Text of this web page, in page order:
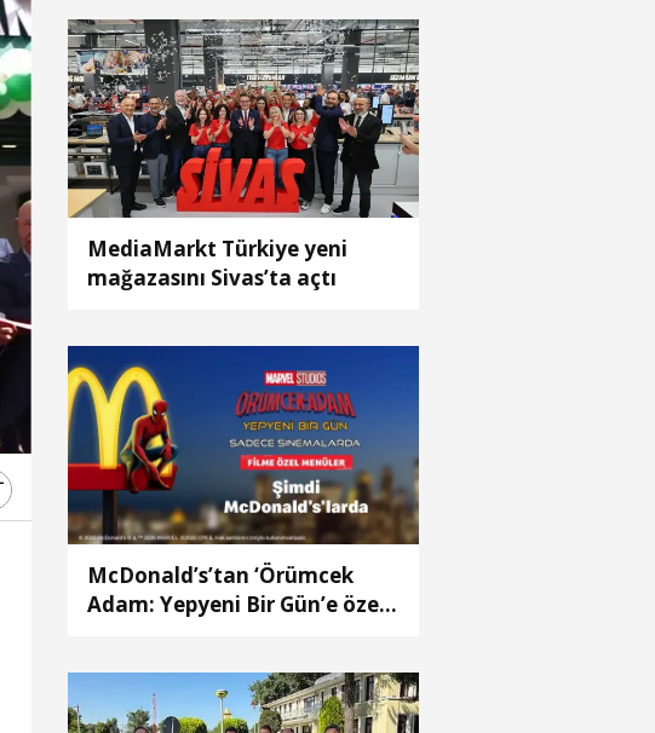
MediaMarkt Türkiye yeni
mağazasını Sivas’ta açtı
McDonald’s’tan ‘Örümcek
Adam: Yepyeni Bir Gün’e özel